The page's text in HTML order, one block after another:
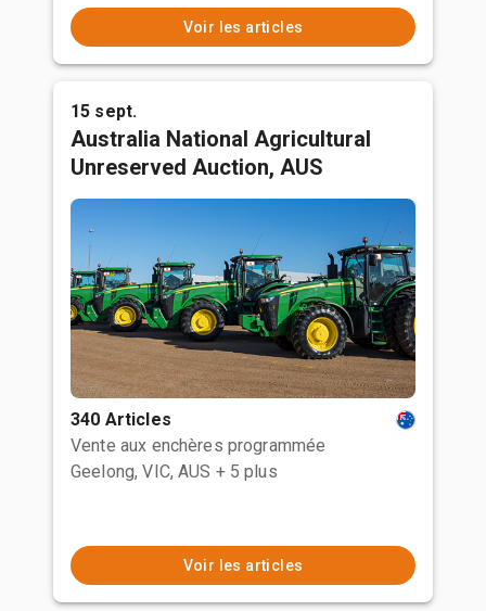
Voir les articles
15 sept.
Australia National Agricultural
Unreserved Auction, AUS
340 Articles
Vente aux enchères programmée
Geelong, VIC, AUS + 5 plus
Voir les articles